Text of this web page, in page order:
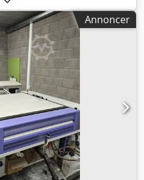
Ac Aoa Årstal: 2002, 2 stk.
Grafica, model:
fabrikant:
Årstal: 2002,
Techno-Grafica, model:
fabrikant: Techno-
Annoncer